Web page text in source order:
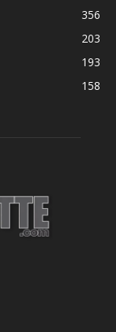
356
203
193
158